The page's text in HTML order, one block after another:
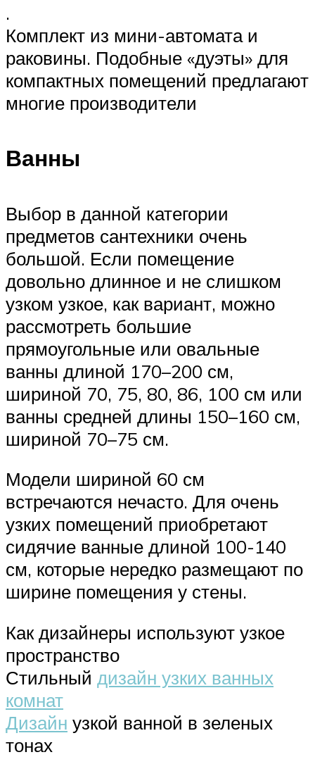
.
Комплект из мини-автомата и
раковины. Подобные «дуэты» для
компактных помещений предлагают
многие производители
Ванны
Выбор в данной категории
предметов сантехники очень
большой. Если помещение
довольно длинное и не слишком
узком узкое, как вариант, можно
рассмотреть большие
прямоугольные или овальные
ванны длиной 170–200 см,
шириной 70, 75, 80, 86, 100 см или
ванны средней длины 150–160 см,
шириной 70–75 см.
Модели шириной 60 см
встречаются нечасто. Для очень
узких помещений приобретают
сидячие ванные длиной 100-140
см, которые нередко размещают по
ширине помещения у стены.
Как дизайнеры используют узкое
пространство
Стильный дизайн узких ванных
комнат
Дизайн узкой ванной в зеленых
тонах